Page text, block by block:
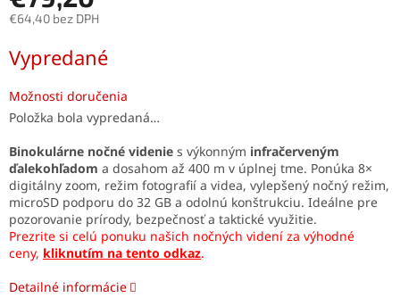
€64,40 bez DPH
cena:
Vypredané
Možnosti doručenia
Položka bola vypredaná…
Binokulárne nočné videnie s výkonným infračerveným
ďalekohľadom a dosahom až 400 m v úplnej tme. Ponúka 8×
digitálny zoom, režim fotografií a videa, vylepšený nočný režim,
microSD podporu do 32 GB a odolnú konštrukciu. Ideálne pre
pozorovanie prírody, bezpečnosť a taktické využitie.
Prezrite si celú ponuku našich nočných videní za výhodné
ceny, kliknutím na tento odkaz.
Detailné informácie